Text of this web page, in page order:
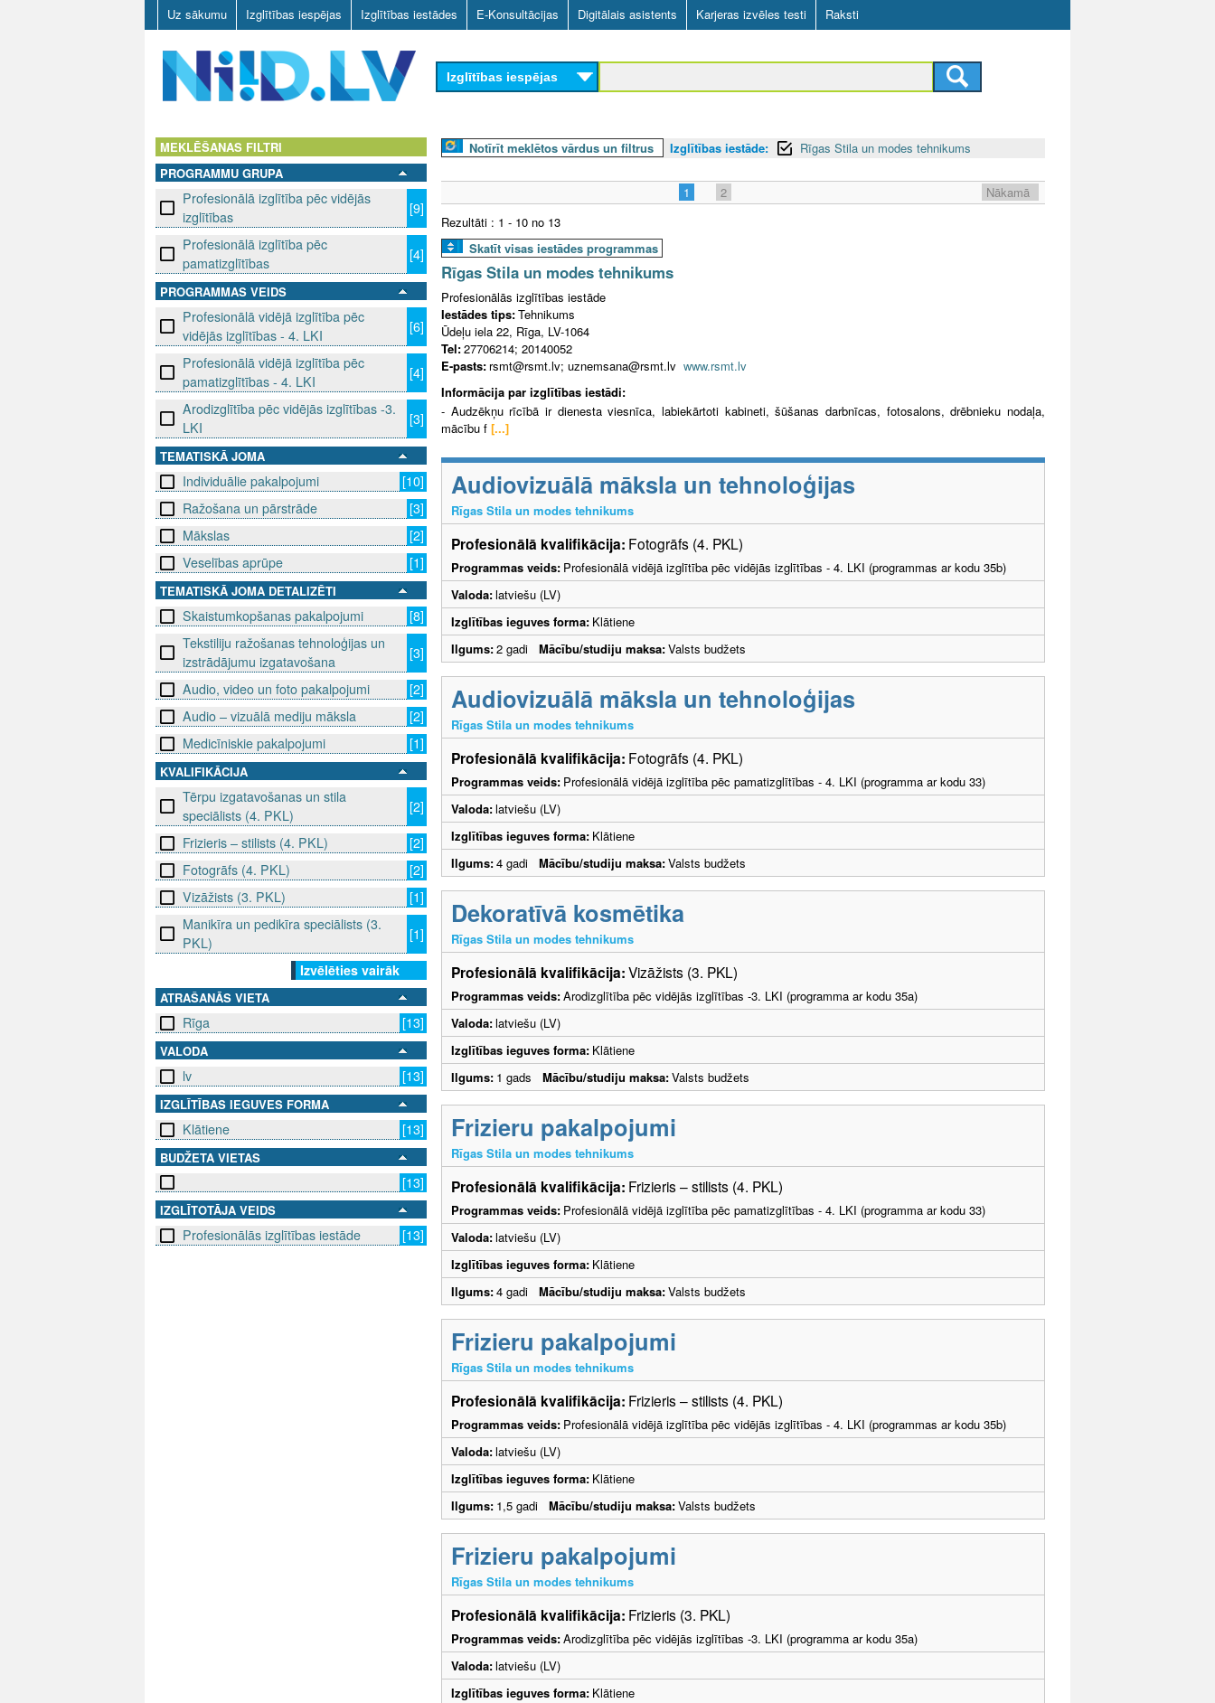
Skip
to
main
content
Uz sākumu Izglītības iespējas Izglītības iestādes E-Konsultācijas Digitālais asistents Karjeras izvēles testi Raksti
D
L
Izglītības iespējas
MEKLĒŠANAS FILTRI
PROGRAMMU GRUPA
Profesionālā izglītība pēc vidējās
izglītības
[9]
Profesionālā izglītība pēc
pamatizglītības
[4]
PROGRAMMAS VEIDS
Profesionālā vidējā izglītība pēc
vidējās izglītības - 4. LKI
[6]
Profesionālā vidējā izglītība pēc
pamatizglītības - 4. LKI
[4]
Arodizglītība pēc vidējās izglītības -3.
LKI
[3]
TEMATISKĀ JOMA
Individuālie pakalpojumi
[10]
Ražošana un pārstrāde
[3]
Mākslas
[2]
Veselības aprūpe
[1]
TEMATISKĀ JOMA DETALIZĒTI
Skaistumkopšanas pakalpojumi
[8]
Tekstiliju ražošanas tehnoloģijas un
izstrādājumu izgatavošana
[3]
Audio, video un foto pakalpojumi
[2]
Audio – vizuālā mediju māksla
[2]
Medicīniskie pakalpojumi
[1]
KVALIFIKĀCIJA
Tērpu izgatavošanas un stila
speciālists (4. PKL)
[2]
Frizieris – stilists (4. PKL)
[2]
Fotogrāfs (4. PKL)
[2]
Vizāžists (3. PKL)
[1]
Manikīra un pedikīra speciālists (3.
PKL)
[1]
Izvēlēties vairāk
ATRAŠANĀS VIETA
Rīga [13]
VALODA
lv [13]
IZGLĪTĪBAS IEGUVES FORMA
Klātiene [13]
BUDŽETA VIETAS
[13]
IZGLĪTOTĀJA VEIDS
Profesionālās izglītības iestāde [13]
Notīrīt meklētos vārdus un filtrus Izglītības iestāde: Rīgas Stila un modes tehnikums
1 2
Nākamā
Rezultāti : 1 - 10 no 13
Skatīt visas iestādes programmas
Rīgas Stila un modes tehnikums
Profesionālās izglītības iestāde
Iestādes tips:Tehnikums
Ūdeļu iela 22, Rīga, LV-1064
Tel:27706214; 20140052
E-pasts: rsmt@rsmt.lv; uznemsana@rsmt.lv www.rsmt.lv
Informācija par izglītības iestādi:
- Audzēkņu rīcībā ir dienesta viesnīca, labiekārtoti kabineti, šūšanas darbnīcas, fotosalons, drēbnieku nodaļa,
mācību f [...]
Audiovizuālā māksla un tehnoloģijas
Rīgas Stila un modes tehnikums
Profesionālā kvalifikācija: Fotogrāfs (4. PKL)
Programmas veids: Profesionālā vidējā izglītība pēc vidējās izglītības - 4. LKI (programmas ar kodu 35b)
Valoda:latviešu (LV)
Izglītības ieguves forma: Klātiene
Ilgums:2 gadi Mācību/studiju maksa:Valsts budžets
Audiovizuālā māksla un tehnoloģijas
Rīgas Stila un modes tehnikums
Profesionālā kvalifikācija: Fotogrāfs (4. PKL)
Programmas veids: Profesionālā vidējā izglītība pēc pamatizglītības - 4. LKI (programma ar kodu 33)
Valoda:latviešu (LV)
Izglītības ieguves forma: Klātiene
Ilgums:4 gadi Mācību/studiju maksa:Valsts budžets
Dekoratīvā kosmētika
Rīgas Stila un modes tehnikums
Profesionālā kvalifikācija:Vizāžists (3. PKL)
Programmas veids:Arodizglītība pēc vidējās izglītības -3. LKI (programma ar kodu 35a)
Valoda:latviešu (LV)
Izglītības ieguves forma: Klātiene
Ilgums: 1 gads Mācību/studiju maksa:Valsts budžets
Frizieru pakalpojumi
Rīgas Stila un modes tehnikums
Profesionālā kvalifikācija: Frizieris – stilists (4. PKL)
Programmas veids: Profesionālā vidējā izglītība pēc pamatizglītības - 4. LKI (programma ar kodu 33)
Valoda:latviešu (LV)
Izglītības ieguves forma: Klātiene
Ilgums:4 gadi Mācību/studiju maksa:Valsts budžets
Frizieru pakalpojumi
Rīgas Stila un modes tehnikums
Profesionālā kvalifikācija: Frizieris – stilists (4. PKL)
Programmas veids: Profesionālā vidējā izglītība pēc vidējās izglītības - 4. LKI (programmas ar kodu 35b)
Valoda:latviešu (LV)
Izglītības ieguves forma: Klātiene
Ilgums: 1,5 gadi Mācību/studiju maksa:Valsts budžets
Frizieru pakalpojumi
Rīgas Stila un modes tehnikums
Profesionālā kvalifikācija: Frizieris (3. PKL)
Programmas veids:Arodizglītība pēc vidējās izglītības -3. LKI (programma ar kodu 35a)
Valoda:latviešu (LV)
Izglītības ieguves forma: Klātiene